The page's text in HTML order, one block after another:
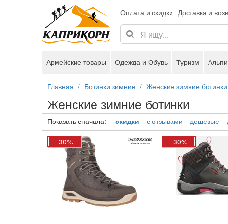
Оплата и скидки Доставка и
Армейские товары Одежда и Обувь Туризм
Главная Ботинки зимние Женские зимние ботинки
Женские зимние ботинки
Показать сначала: скидки с отзывами дешевые
-30%
-30%